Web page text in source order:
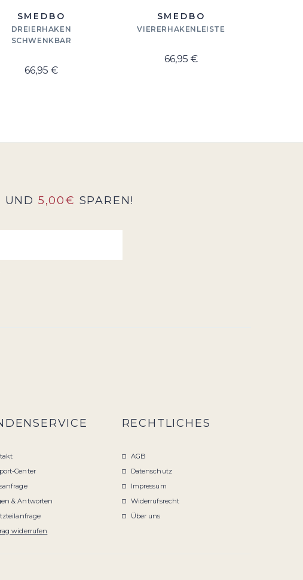
SMEDBO
DREIERHAKEN
SCHWENKBAR
66,95 €
SMEDBO
VIERERHAKENLEISTE
66,95 €
UND 5,00€ SPAREN!
Center
& Antworten
widerrufen
RECHTLICHES
AGB
Datenschutz
Impressum
Widerrufsrecht
Über uns